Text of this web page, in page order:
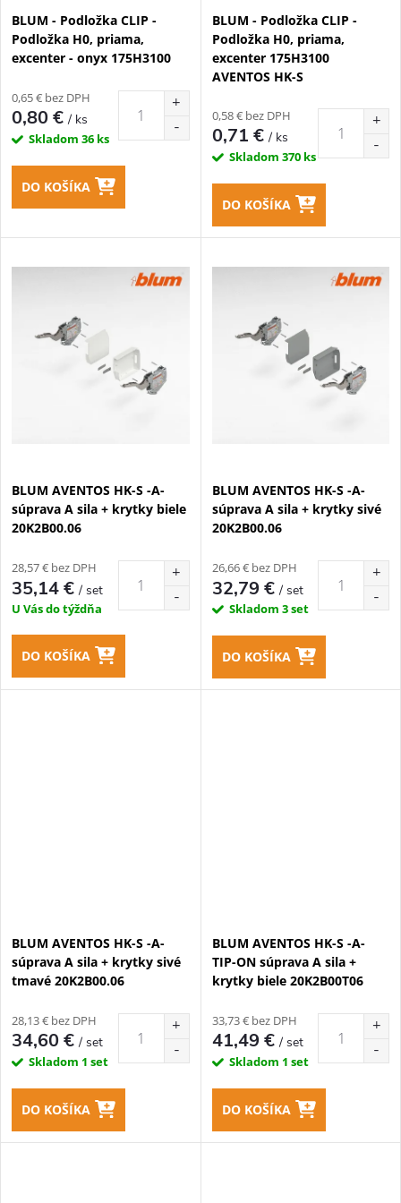
p
o
d
u
k
p
r
o
d
u
k
t
BLUM - Podložka CLIP -
Podložka H0, priama,
excenter - onyx 175H3100
0,65 € bez DPH
0,80 €/ ks
Skladom 36 ks
DO KOŠÍKA
BLUM - Podložka CLIP -
Podložka H0, priama,
excenter 175H3100
AVENTOS HK-S
0,58 € bez DPH
0,71 €/ ks
Skladom 370 ks
DO KOŠÍKA
BLUM AVENTOS HK-S -A-
súprava A sila + krytky biele
20K2B00.06
28,57 € bez DPH
35,14 €/ set
U Vás do týždňa
DO KOŠÍKA
BLUM AVENTOS HK-S -A-
súprava A sila + krytky sivé
20K2B00.06
26,66 € bez DPH
32,79 €/ set
Skladom 3 set
DO KOŠÍKA
BLUM AVENTOS HK-S -A-
súprava A sila + krytky sivé
tmavé 20K2B00.06
28,13 € bez DPH
34,60 €/ set
Skladom 1 set
DO KOŠÍKA
BLUM AVENTOS HK-S -A-
TIP-ON súprava A sila +
krytky biele 20K2B00T06
33,73 € bez DPH
41,49 €/ set
Skladom 1 set
DO KOŠÍKA